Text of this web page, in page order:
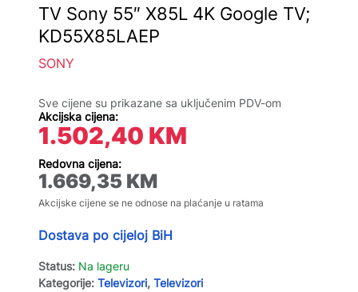
TV Sony 55″ X85L 4K Google TV;
KD55X85LAEP
SONY
Sve cijene su prikazane sa uključenim PDV-om
Akcijska cijena:
1.502,40 KM
Redovna cijena:
1.669,35 KM
Akcijske cijene se ne odnose na plaćanje u ratama
Dostava po cijeloj BiH
Status: Na lageru
Kategorije: Televizori, Televizori